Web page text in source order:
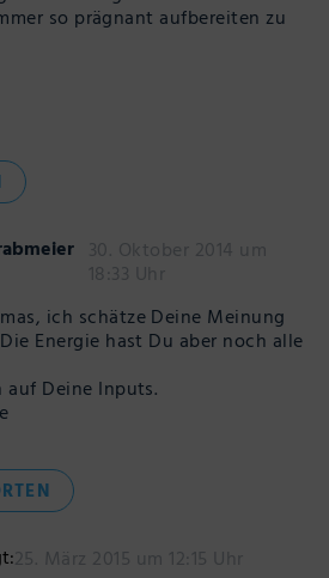
so prägnant aufbereiten zu
30. Oktober 2014 um
18:33 Uhr
ich schätze Deine Meinung
Energie hast Du aber noch alle
auf Deine Inputs.
25. März 2015 um 12:15 Uhr